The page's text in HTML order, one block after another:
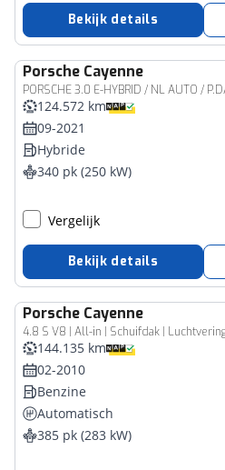
Bekijk details
Porsche Cayenne
PORSCHE 3.0 E-HYBRID / NL AUTO /
124.572 km
09-2021
Hybride
340 pk (250 kW)
Vergelijk
Bekijk details
Porsche Cayenne
4.8 S V8 | All-in | Schuifdak |
144.135 km
02-2010
Benzine
Automatisch
385 pk (283 kW)